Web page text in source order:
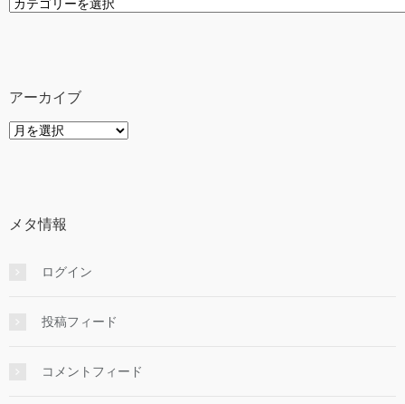
アーカイブ
ア
メタ情報
ログイン
投稿フィード
コメントフィード